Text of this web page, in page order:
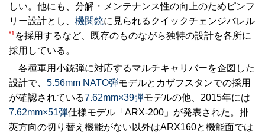
しい。他にも、分解・メンテナンス性の向上のためピンフ
リー設計とし、 機関銃に見られるクイックチェンジバレル
*1 を採用するなど、既存のものながら独特の設計を各所に
採用している。
各種軍用小銃弾に対応するマルチキャリバーを企図した
設計で、 5.56mm NATO弾モデルとカザフスタンでの採用
が確認されている7.62mm×39弾モデルの他、2015年には
7.62mm×51弾仕様モデル「ARX-200」が発表された。排
莢方向の切り替え機能がない以外はARX160と機能面では